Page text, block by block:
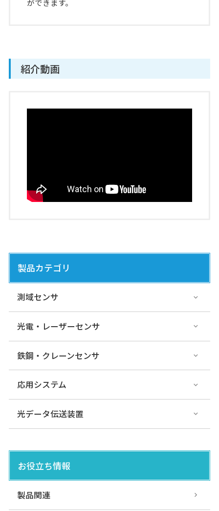
ができます。
紹介動画
製品カテゴリ
測域センサ
光電・レーザーセンサ
鉄鋼・クレーンセンサ
応用システム
光データ伝送装置
お役立ち情報
製品関連